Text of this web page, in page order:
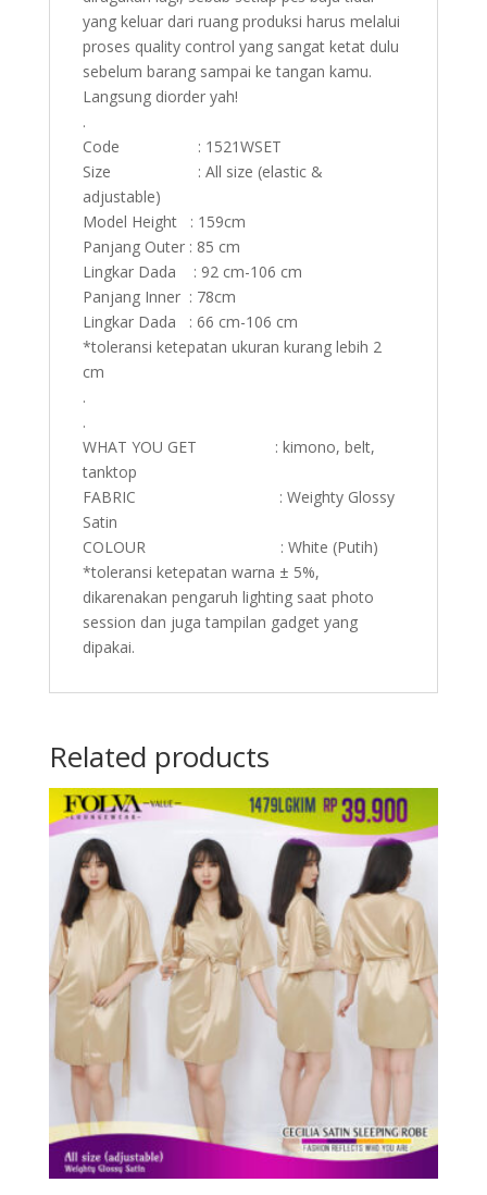
yang keluar dari ruang produksi harus melalui
proses quality control yang sangat ketat dulu
sebelum barang sampai ke tangan kamu.
Langsung diorder yah!
.
Code : 1521WSET
Size : All size (elastic &
adjustable)
Model Height : 159cm
Panjang Outer : 85 cm
Lingkar Dada : 92 cm-106 cm
Panjang Inner : 78cm
Lingkar Dada : 66 cm-106 cm
*toleransi ketepatan ukuran kurang lebih 2
cm
.
.
WHAT YOU GET : kimono, belt,
tanktop
FABRIC : Weighty Glossy
Satin
COLOUR : White (Putih)
*toleransi ketepatan warna ± 5%,
dikarenakan pengaruh lighting saat photo
session dan juga tampilan gadget yang
dipakai.
Related products